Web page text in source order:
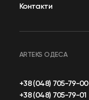
Контакти
ARTEKS ОДЕСА
+38 (048) 705-79-00
+38 (048) 705-79-01